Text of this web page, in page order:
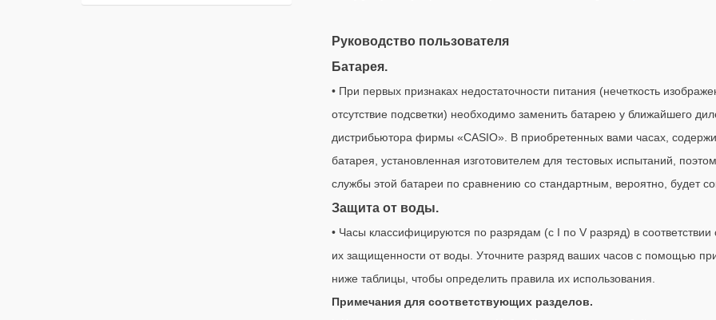
Руководство пользователя
Батарея.
• При первых признаках недостаточности питания (нечеткость
отсутствие подсветки) необходимо заменить батарею у ближайшего
дистрибьютора фирмы «CASIO». В приобретенных вами часах,
батарея, установленная изготовителем для тестовых испытаний,
службы этой батареи по сравнению со стандартным, вероятно, будет
Защита от воды.
• Часы классифицируются по разрядам (с I по V разряд) в соответствии
их защищенности от воды. Уточните разряд ваших часов с помощью
ниже таблицы, чтобы определить правила их использования.
Примечания для соответствующих разделов.